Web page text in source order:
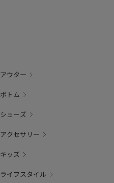
アウター
ボトム
シューズ
アクセサリー
キッズ
ライフスタイル